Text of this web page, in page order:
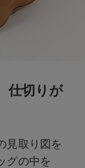
仕切りが
見取り図を
グの中を